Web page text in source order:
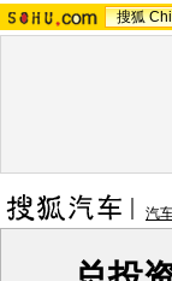
搜狐
汽